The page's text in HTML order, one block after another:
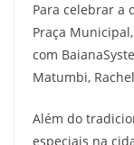
Para celebrar a
Praça
com
Matumbi,
Além do
especiais na